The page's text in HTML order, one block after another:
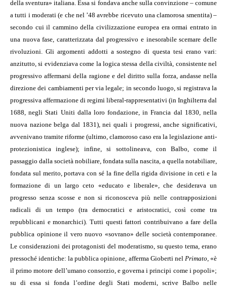
della sventura» italiana. Essa si fondava anche sulla convinzione – comune
a tutti i moderati (e che nel ’48 avrebbe ricevuto una clamorosa smentita) –
secondo cui il cammino della civilizzazione europea era ormai entrato in
una nuova fase, caratterizzata dal progressivo e inesorabile scemare delle
rivoluzioni. Gli argomenti addotti a sostegno di questa tesi erano vari:
anzitutto, si evidenziava come la logica stessa della civiltà, consistente nel
progressivo affermarsi della ragione e del diritto sulla forza, andasse nella
direzione dei cambiamenti per via legale; in secondo luogo, si registrava la
progressiva affermazione di regimi liberal-rappresentativi (in Inghilterra dal
1688, negli Stati Uniti dalla loro fondazione, in Francia dal 1830, nella
nuova nazione belga dal 1831), nei quali i progressi, anche significativi,
avvenivano tramite riforme (ultimo, clamoroso caso era la legislazione anti-
protezionistica inglese); infine, si sottolineava, con Balbo, come il
passaggio dalla società nobiliare, fondata sulla nascita, a quella notabiliare,
fondata sul merito, portava con sé la fine della rigida divisione in ceti e la
formazione di un largo ceto «educato e liberale», che desiderava un
progresso senza scosse e non si riconosceva più nelle contrapposizioni
radicali di un tempo (tra democratici e aristocratici, così come tra
repubblicani e monarchici). Tutti questi fattori contribuivano a fare della
pubblica opinione il vero nuovo «sovrano» delle società contemporanee.
Le considerazioni dei protagonisti del moderatismo, su questo tema, erano
pressoché identiche: la pubblica opinione, afferma Gioberti nel Primato , «è
il primo motore dell’umano consorzio, e governa i principi come i popoli»;
su di essa si fonda l’ordine degli Stati moderni, scrive Balbo nelle